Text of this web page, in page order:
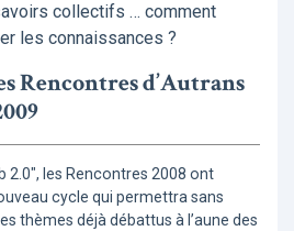
collectifs … comment
les connaissances ?
Rencontres d’Autrans
2.0", les Rencontres 2008 ont
cycle qui permettra sans
thèmes déjà débattus à l’aune des